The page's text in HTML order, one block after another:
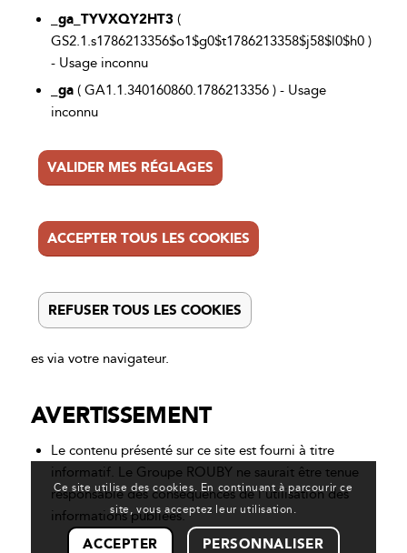
_ga_TYVXQY2HT3 (
GS2.1.s1786213356$o1$g0$t1786213358$j58$l0$h0 )
- Usage inconnu
_ga ( GA1.1.340160860.1786213356 ) - Usage
inconnu
VALIDER MES RÉGLAGES
ACCEPTER TOUS LES COOKIES
REFUSER TOUS LES COOKIES
es via votre navigateur.
AVERTISSEMENT
Le contenu présenté sur ce site est fourni à titre
informatif. Le Groupe ROUBY ne saurait être tenue
responsable des conséquences de l’utilisation des
informations publiées.
Ce site utilise des cookies. En continuant à parcourir ce
site, vous acceptez leur utilisation.
ACCEPTER PERSONNALISER